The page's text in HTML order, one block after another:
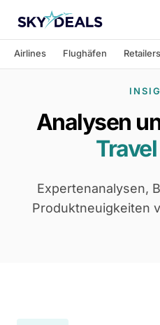
Airlines Flughäfen Retailers
Analysen
Expertenanalysen,
Produktneuigkeiten